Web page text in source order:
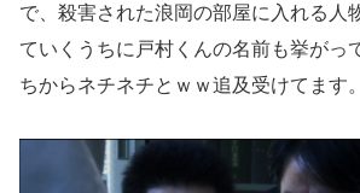
で、殺害された浪岡の部屋に入れる人
ていくうちに戸村くんの名前も挙がっ
ちからネチネチとｗｗ追及受けてます。